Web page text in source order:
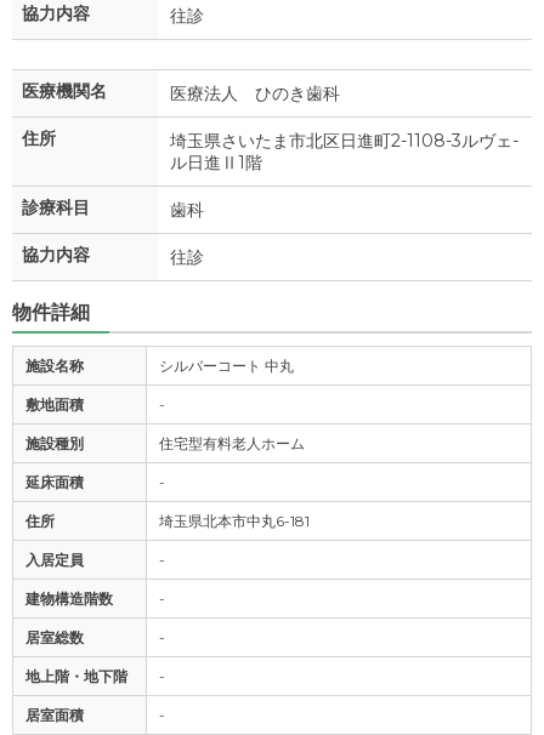
協力内容 往診
医療機関名 医療法人 ひのき歯科
住所
埼玉県さいたま市北区日進町2-1108-3ルヴェ-
ル日進Ⅱ1階
診療科目 歯科
協力内容 往診
物件詳細
施設名称 シルバーコート 中丸
敷地面積 -
施設種別 住宅型有料老人ホーム
延床面積 -
住所 埼玉県北本市中丸6-181
入居定員 -
建物構造階数 -
居室総数 -
地上階・地下階 -
居室面積 -